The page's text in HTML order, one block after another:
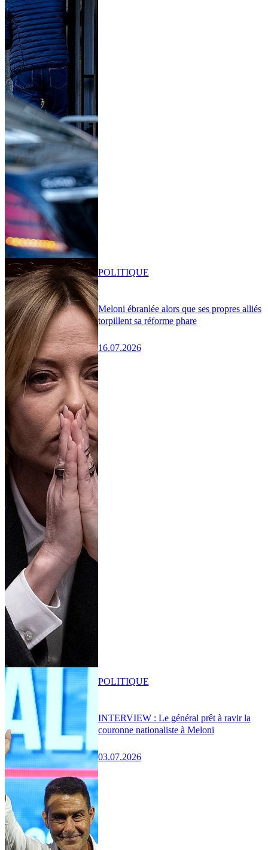
Meloni ébranlée alors que ses propres alliés
torpillent sa réforme phare
16.07.2026
POLITIQUE
INTERVIEW : Le général prêt à ravir la
couronne nationaliste à Meloni
03.07.2026
POLITIQUE